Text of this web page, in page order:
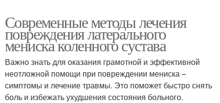
Современные методы лечения
повреждения латерального
мениска коленного сустава
Важно знать для оказания грамотной и эффективной
неотложной помощи при повреждении мениска –
симптомы и лечение травмы. Это поможет быстро снять
боль и избежать ухудшения состояния больного.